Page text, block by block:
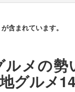
含まれています。
ルメの
グルメ